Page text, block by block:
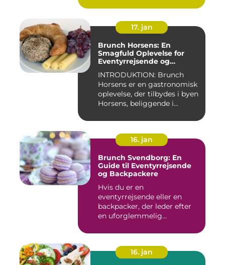
17. jan
Brunch Horsens: En
Smagfuld Oplevelse for
Eventyrrejsende og
INTRODUKTION: Brunch
Horsens er en gastronomisk
oplevelse, der tilbydes i byen
Horsens, beliggende i...
16. jan
Brunch Svendborg: En
Guide til Eventyrrejsende
og Backpackere
Hvis du er en
eventyrrejsende eller en
backpacker, der leder efter
en uforglemmelig
16. jan